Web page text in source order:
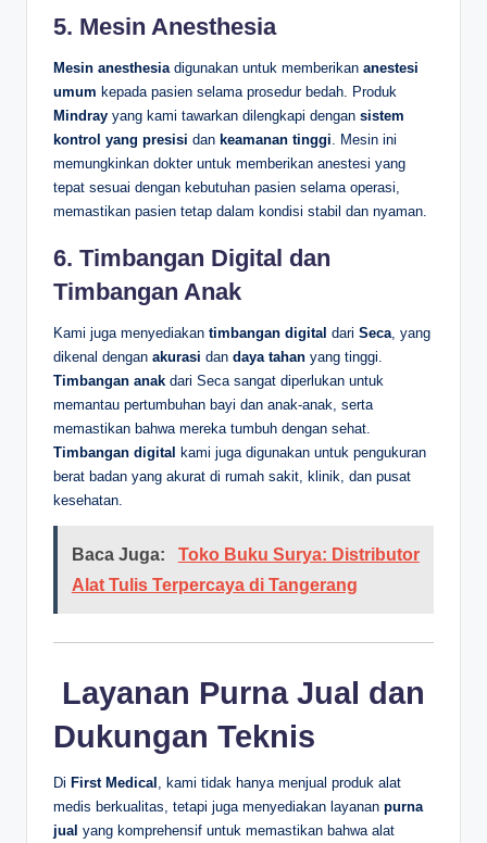
5. Mesin Anesthesia
Mesin anesthesia digunakan untuk memberikan anestesi
umum kepada pasien selama prosedur bedah. Produk
Mindray yang kami tawarkan dilengkapi dengan sistem
kontrol yang presisi dan keamanan tinggi . Mesin ini
memungkinkan dokter untuk memberikan anestesi yang
tepat sesuai dengan kebutuhan pasien selama operasi,
memastikan pasien tetap dalam kondisi stabil dan nyaman.
6. Timbangan Digital dan
Timbangan Anak
Kami juga menyediakan timbangan digital dari Seca , yang
dikenal dengan akurasi dan daya tahan yang tinggi.
Timbangan anak dari Seca sangat diperlukan untuk
memantau pertumbuhan bayi dan anak-anak, serta
memastikan bahwa mereka tumbuh dengan sehat.
Timbangan digital kami juga digunakan untuk pengukuran
berat badan yang akurat di rumah sakit, klinik, dan pusat
kesehatan.
Baca Juga:
Toko Buku Surya: Distributor
Alat Tulis Terpercaya di Tangerang
️ Layanan Purna Jual dan
Dukungan Teknis
Di First Medical , kami tidak hanya menjual produk alat
medis berkualitas, tetapi juga menyediakan layanan purna
jual yang komprehensif untuk memastikan bahwa alat